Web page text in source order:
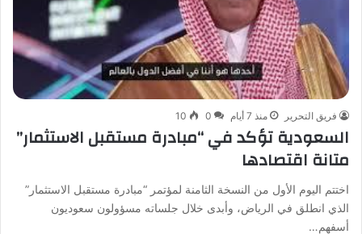
فريق التحرير منذ 7 أيام 0
10
السعودية تؤكد في “مبادرة مستقبل الاستثمار”
متانة اقتصادها
اختتم اليوم الأول من النسخة الثامنة لمؤتمر “مبادرة مستقبل الاستثمار”
الذي انطلق في الرياض، وأبدى خلال جلساته مسؤولون سعوديون
أسفهم…